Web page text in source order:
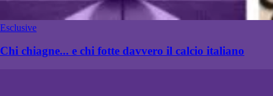
Esclusive
Chi chiagne... e chi fotte davvero il calcio italiano